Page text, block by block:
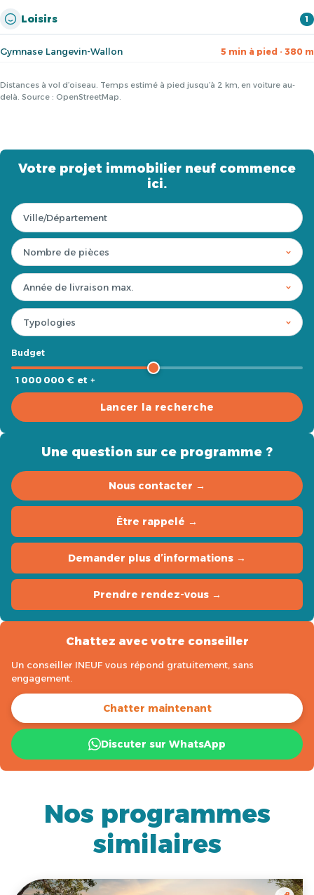
Loisirs 1
Gymnase Langevin-Wallon 5 min à pied · 380 m
Distances à vol d’oiseau. Temps estimé à pied jusqu’à 2 km, en voiture au-
delà. Source : OpenStreetMap.
Votre projet immobilier neuf commence
ici.
Budget
1 000 000 € et +
Lancer la recherche
Une question sur ce programme ?
Nous contacter →
Être rappelé →
Demander plus d’informations →
Prendre rendez-vous →
Chattez avec votre conseiller
Un conseiller INEUF vous répond gratuitement, sans
engagement.
Chatter maintenant
Discuter sur WhatsApp
Nos programmes
similaires